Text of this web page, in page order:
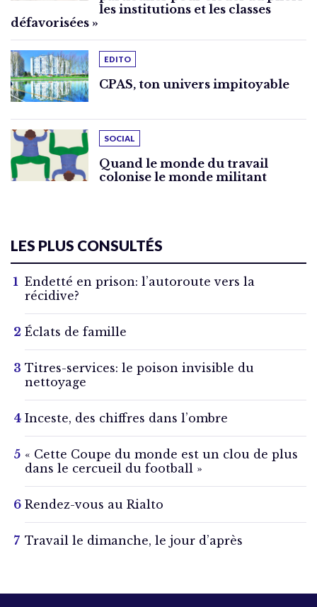
les institutions et les classes
défavorisées »
EDITO
CPAS, ton univers impitoyable
SOCIAL
Quand le monde du travail
colonise le monde militant
LES PLUS CONSULTÉS
Endetté en prison: l’autoroute vers la
récidive?
Éclats de famille
Titres-services: le poison invisible du
nettoyage
Inceste, des chiffres dans l’ombre
« Cette Coupe du monde est un clou de plus
dans le cercueil du football »
Rendez-vous au Rialto
Travail le dimanche, le jour d’après